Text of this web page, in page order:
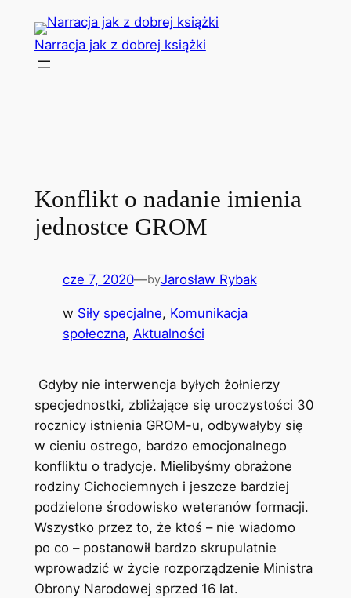
Przejdź
treści
Narracja jak z dobrej książki
Konflikt o nadanie imienia
jednostce GROM
cze 7, 2020—byJarosław Rybak
w Siły specjalne, Komunikacja
społeczna, Aktualności
Gdyby nie interwencja byłych żołnierzy
specjednostki, zbliżające się uroczystości 30
rocznicy istnienia GROM-u, odbywałyby się
w cieniu ostrego, bardzo emocjonalnego
konfliktu o tradycje. Mielibyśmy obrażone
rodziny Cichociemnych i jeszcze bardziej
podzielone środowisko weteranów formacji.
Wszystko przez to, że ktoś – nie wiadomo
po co – postanowił bardzo skrupulatnie
wprowadzić w życie rozporządzenie Ministra
Obrony Narodowej sprzed 16 lat.